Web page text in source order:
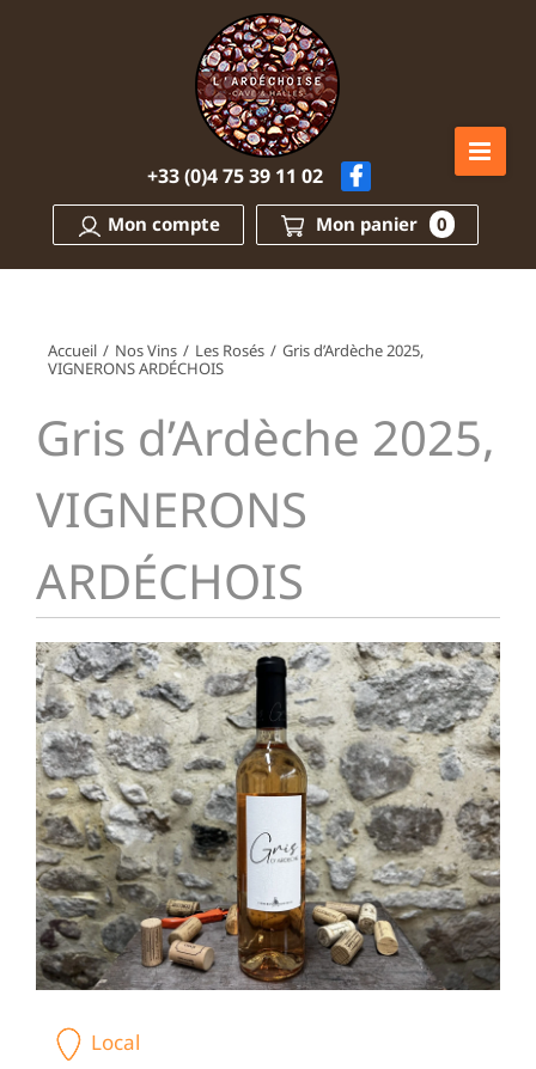
+33 (0)4 75 39 11 02
Mon compte Mon panier 0
Accueil / Nos Vins / Les Rosés / Gris d’Ardèche 2025,
VIGNERONS ARDÉCHOIS
Gris d’Ardèche 2025,
VIGNERONS
ARDÉCHOIS
Local